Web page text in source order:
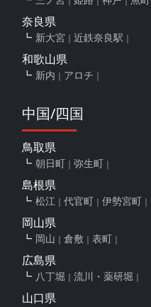
奈良県
新大宮 近鉄奈良駅
和歌山県
新内 アロチ
中国/四国
鳥取県
朝日町 弥生町
島根県
松江 代官町 伊勢宮町
岡山県
岡山 倉敷 表町
広島県
八丁堀 流川・薬研堀
山口県